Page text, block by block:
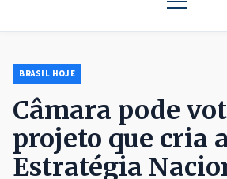
BRASIL HOJE
Câmara pode
projeto que cria
Estratégia